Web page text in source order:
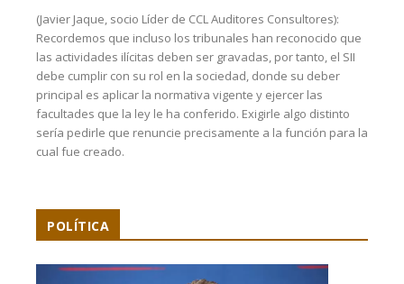
(Javier Jaque, socio Líder de CCL Auditores Consultores):
Recordemos que incluso los tribunales han reconocido que
las actividades ilícitas deben ser gravadas, por tanto, el SII
debe cumplir con su rol en la sociedad, donde su deber
principal es aplicar la normativa vigente y ejercer las
facultades que la ley le ha conferido. Exigirle algo distinto
sería pedirle que renuncie precisamente a la función para la
cual fue creado.
POLÍTICA